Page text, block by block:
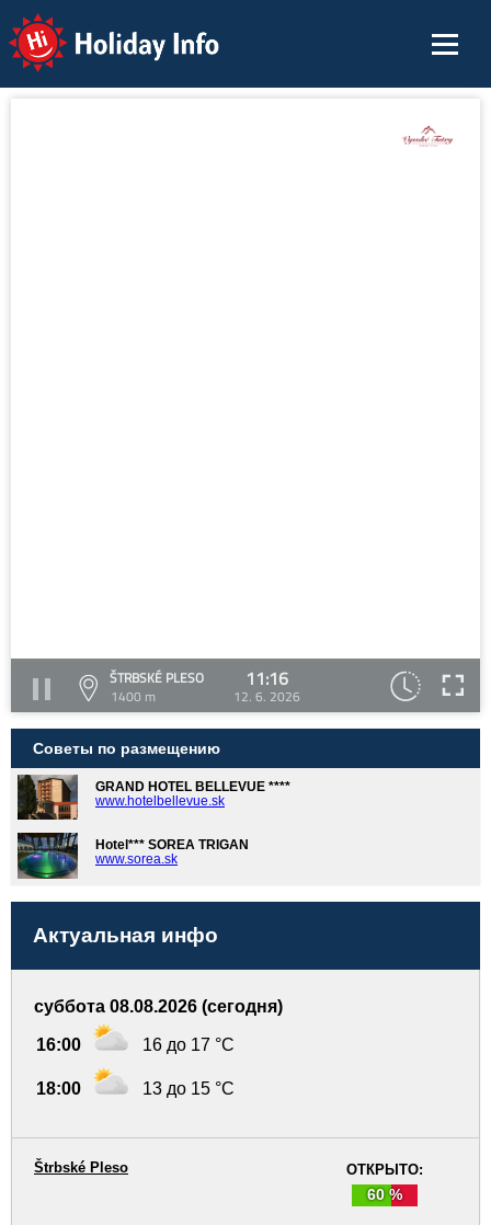
Holiday Info
ŠTRBSKÉ PLESO
1400 m
11:16
12. 6. 2026
Советы по размещению
GRAND HOTEL BELLEVUE ****
www.hotelbellevue.sk
Hotel*** SOREA TRIGAN
www.sorea.sk
Актуальная инфо
суббота 08.08.2026 (сегодня)
16:00 16 до 17 °C
18:00 13 до 15 °C
ОТКРЫТО:
60 %
Štrbské Pleso